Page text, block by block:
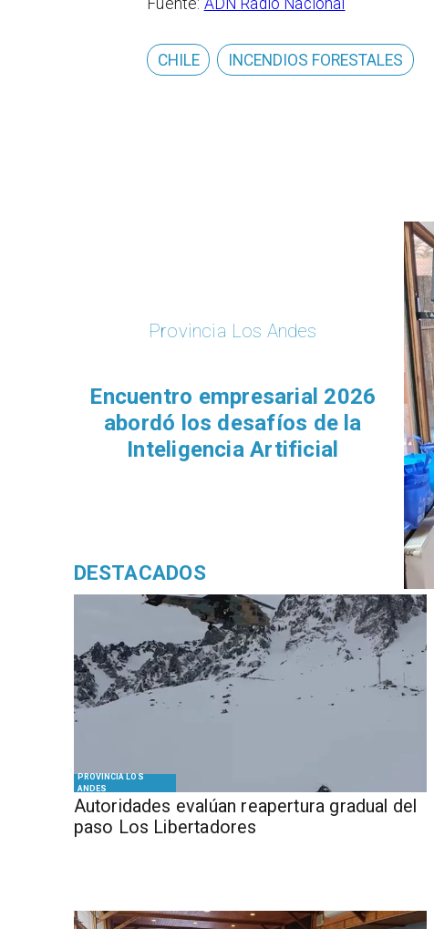
Fuente: ADN Radio Nacional
CHILE INCENDIOS FORESTALES
PROVINCIA LOS
ANDES
​​Autoridades evalúan reapertura gradual del
paso Los Libertadores
Provincia Los Andes
Encuentro empresarial 2026
abordó los desafíos de la
Inteligencia Artificial
DESTACADOS